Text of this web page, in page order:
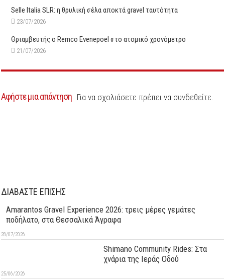
Selle Italia SLR: η θρυλική σέλα αποκτά gravel ταυτότητα
23/07/2026
Θριαμβευτής ο Remco Evenepoel στο ατομικό χρονόμετρο
21/07/2026
Αφήστε μια απάντηση Για να σχολιάσετε πρέπει να συνδεθείτε.
ΔΙΑΒΑΣΤΕ ΕΠΙΣΗΣ
Amarantos Gravel Experience 2026: τρεις μέρες γεμάτες
ποδήλατο, στα Θεσσαλικά Άγραφα
28/07/2026
Shimano Community Rides: Στα
χνάρια της Ιεράς Οδού
25/06/2026